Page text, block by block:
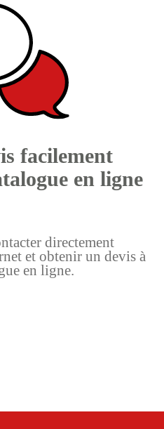
facilement
en ligne
directement
et obtenir un devis à
en ligne.